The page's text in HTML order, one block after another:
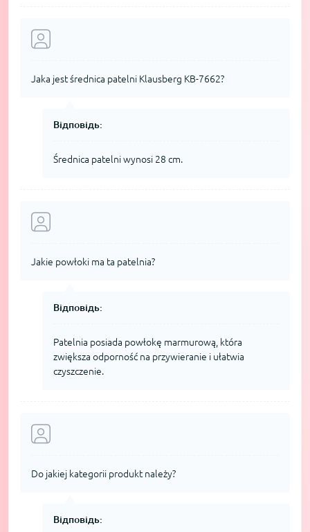
Jaka jest średnica patelni Klausberg KB-7662?
Відповідь:
Średnica patelni wynosi 28 cm.
Jakie powłoki ma ta patelnia?
Відповідь:
Patelnia posiada powłokę marmurową, która
zwiększa odporność na przywieranie i ułatwia
czyszczenie.
Do jakiej kategorii produkt należy?
Відповідь: